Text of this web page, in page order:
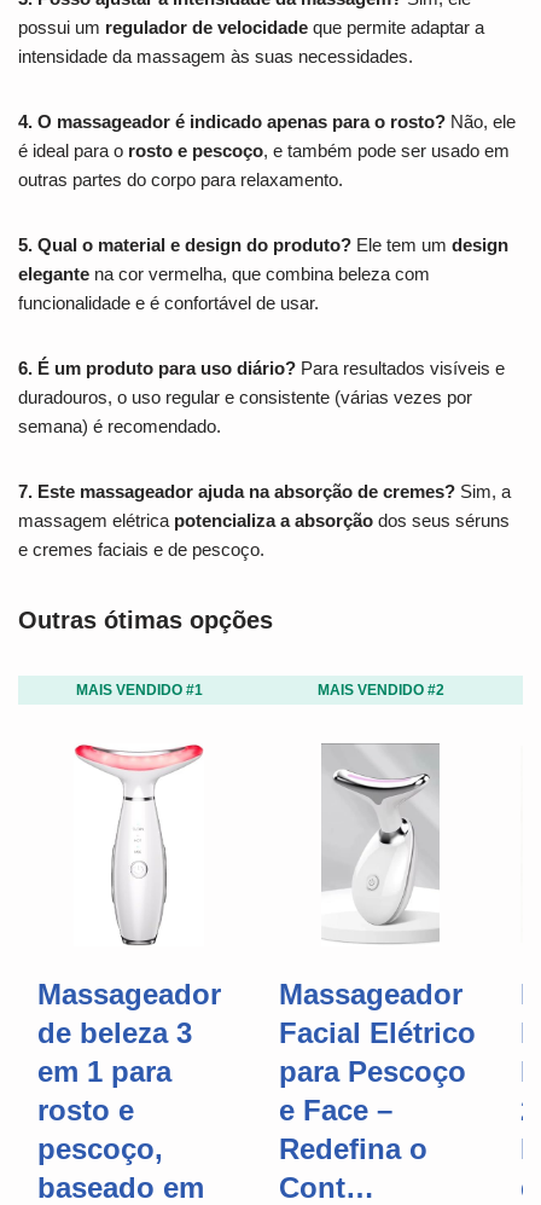
possui um regulador de velocidade que permite adaptar a
intensidade da massagem às suas necessidades.
4. O massageador é indicado apenas para o rosto? Não, ele
é ideal para o rosto e pescoço, e também pode ser usado em
outras partes do corpo para relaxamento.
5. Qual o material e design do produto? Ele tem um design
elegante na cor vermelha, que combina beleza com
funcionalidade e é confortável de usar.
6. É um produto para uso diário? Para resultados visíveis e
duradouros, o uso regular e consistente (várias vezes por
semana) é recomendado.
7. Este massageador ajuda na absorção de cremes? Sim, a
massagem elétrica potencializa a absorção dos seus séruns
e cremes faciais e de pescoço.
Outras ótimas opções
MAIS VENDIDO #1
Massageador
de beleza 3
em 1 para
rosto e
pescoço,
baseado em
MAIS VENDIDO #2
Massageador
Facial Elétrico
para Pescoço
e Face –
Redefina o
Cont…